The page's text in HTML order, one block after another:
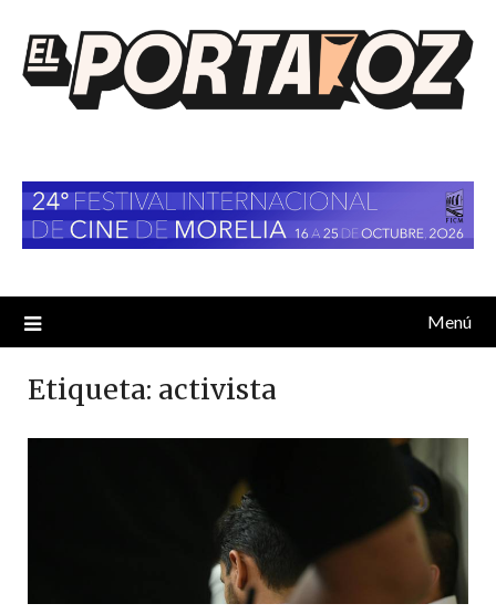
contenido
Menú
Etiqueta: activista